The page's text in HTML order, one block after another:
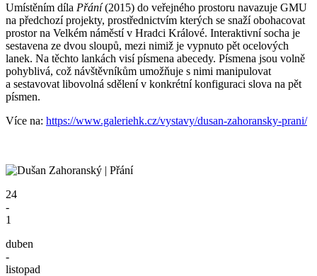
Umístěním díla Přání(2015) do veřejného prostoru navazuje GMU
na předchozí projekty, prostřednictvím kterých se snaží obohacovat
prostor na Velkém náměstí v Hradci Králové. Interaktivní socha je
sestavena ze dvou sloupů, mezi nimiž je vypnuto pět ocelových
lanek. Na těchto lankách visí písmena abecedy. Písmena jsou volně
pohyblivá, což návštěvníkům umožňuje s nimi manipulovat
a sestavovat libovolná sdělení v konkrétní konfiguraci slova na pět
písmen.
Více na: https://www.galeriehk.cz/vystavy/dusan-zahoransky-prani/
24
-
1
duben
-
listopad